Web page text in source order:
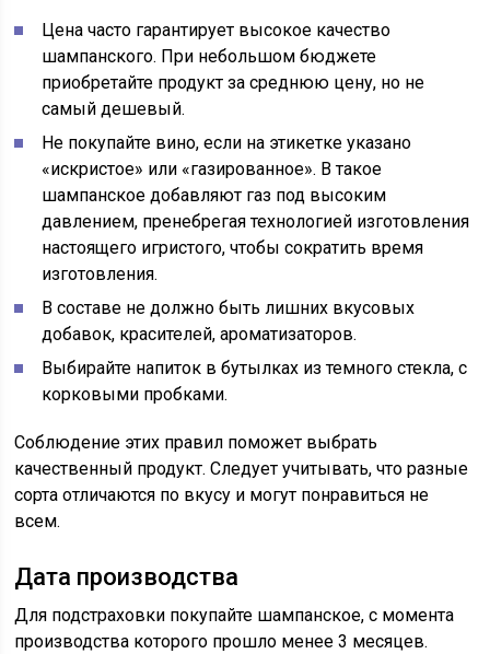
Цена часто гарантирует высокое качество
шампанского. При небольшом бюджете
приобретайте продукт за среднюю цену, но не
самый дешевый.
Не покупайте вино, если на этикетке указано
«искристое» или «газированное». В такое
шампанское добавляют газ под высоким
давлением, пренебрегая технологией изготовления
настоящего игристого, чтобы сократить время
изготовления.
В составе не должно быть лишних вкусовых
добавок, красителей, ароматизаторов.
Выбирайте напиток в бутылках из темного стекла, с
корковыми пробками.
Соблюдение этих правил поможет выбрать
качественный продукт. Следует учитывать, что разные
сорта отличаются по вкусу и могут понравиться не
всем.
Дата производства
Для подстраховки покупайте шампанское, с момента
производства которого прошло менее 3 месяцев.